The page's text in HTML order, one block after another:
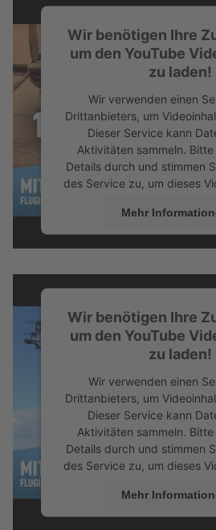
Wir benötigen Ihre
um den YouTube
zu laden!
Wir verwenden einen
Drittanbieters, um
Dieser Service kann
Aktivitäten sammeln.
Details durch und stimmen
des Service zu, um dieses
Mehr
Wir benötigen Ihre
um den YouTube
zu laden!
Wir verwenden einen
Drittanbieters, um
Dieser Service kann
Aktivitäten sammeln.
Details durch und stimmen
des Service zu, um dieses
Mehr